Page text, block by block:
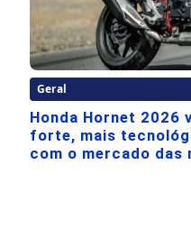
Geral
Honda Hornet 2026
forte, mais
com o mercado das